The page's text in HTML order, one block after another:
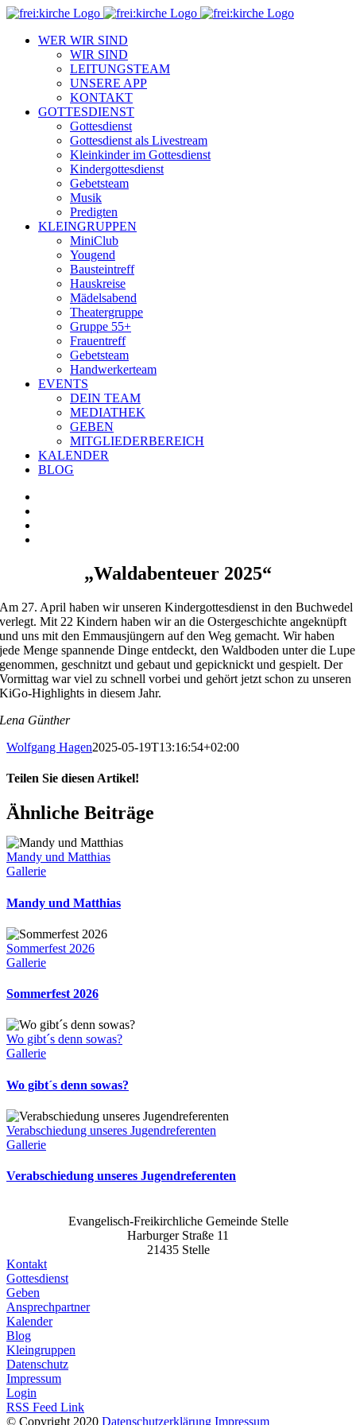
Zum
springenWER WIR SIND
WIR SIND
LEITUNGSTEAM
UNSERE APP
KONTAKT
GOTTESDIENST
Gottesdienst
Gottesdienst als Livestream
Kleinkinder im Gottesdienst
Kindergottesdienst
Gebetsteam
Musik
Predigten
KLEINGRUPPEN
MiniClub
Yougend
Bausteintreff
Hauskreise
Mädelsabend
Theatergruppe
Gruppe 55+
Frauentreff
Gebetsteam
Handwerkerteam
EVENTS
DEIN TEAM
MEDIATHEK
GEBEN
MITGLIEDERBEREICH
KALENDER
BLOG
„Waldabenteuer 2025“
Am 27. April haben wir unseren Kindergottesdienst in den Buchwedel
verlegt. Mit 22 Kindern haben wir an die Ostergeschichte angeknüpft
und uns mit den Emmausjüngern auf den Weg gemacht. Wir haben
jede Menge spannende Dinge entdeckt, den Waldboden unter die Lupe
genommen, geschnitzt und gebaut und gepicknickt und gespielt. Der
Vormittag war viel zu schnell vorbei und gehört jetzt schon zu unseren
KiGo-Highlights in diesem Jahr.
Lena Günther
Wolfgang Hagen2025-05-19T13:16:54+02:00
Teilen Sie diesen Artikel!
Facebook
X
Bluesky
Reddit
LinkedIn
WhatsApp
Telegram
Tumblr
Pinterest
Xing
E-
Mail
Ähnliche Beiträge
Mandy und Matthias
Gallerie
Mandy und Matthias
Sommerfest 2026
Gallerie
Sommerfest 2026
Wo gibt´s denn sowas?
Gallerie
Wo gibt´s denn sowas?
Verabschiedung unseres Jugendreferenten
Gallerie
Verabschiedung unseres Jugendreferenten
Evangelisch-Freikirchliche Gemeinde Stelle
Harburger Straße 11
21435 Stelle
Kontakt
Gottesdienst
Geben
Ansprechpartner
Kalender
Blog
Kleingruppen
Datenschutz
Impressum
Login
RSS Feed Link
© Copyright 2020 Datenschutzerklärung Impressum